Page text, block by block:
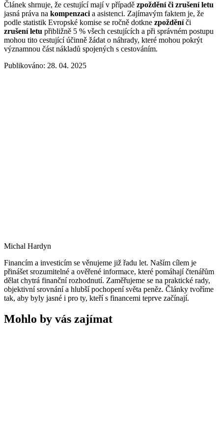
Článek shrnuje, že cestující mají v případě zpoždění či zrušení letu
jasná práva na kompenzacia asistenci. Zajímavým faktem je, že
podle statistik Evropské komise se ročně dotkne zpožděníči
zrušení letu přibližně 5 % všech cestujících a při správném postupu
mohou tito cestující účinně žádat o náhrady, které mohou pokrýt
významnou část nákladů spojených s cestováním.
Publikováno: 28. 04. 2025
Michal Hardyn
Financím a investicím se věnujeme již řadu let. Naším cílem je
přinášet srozumitelné a ověřené informace, které pomáhají čtenářům
dělat chytrá finanční rozhodnutí. Zaměřujeme se na praktické rady,
objektivní srovnání a hlubší pochopení světa peněz. Články tvoříme
tak, aby byly jasné i pro ty, kteří s financemi teprve začínají.
Mohlo by vás zajímat